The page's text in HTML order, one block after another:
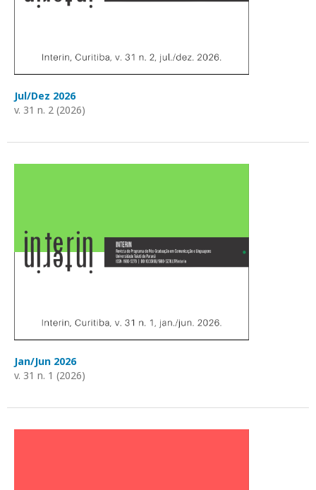
Jul/Dez 2026
v. 31 n. 2 (2026)
Jan/Jun 2026
v. 31 n. 1 (2026)